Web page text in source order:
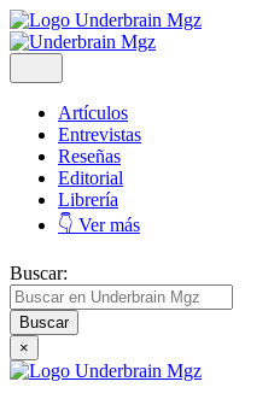
Artículos
Entrevistas
Reseñas
Editorial
Librería
👇 Ver más
Buscar:
×